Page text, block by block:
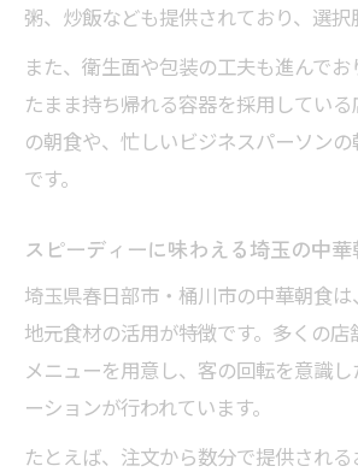
粥、炒飯なども提供されており、選択
また、衛生面や包装の工夫も進んで
たまま持ち帰れる容器を採用してい
の朝食や、忙しいビジネスパーソン
です。
スピーディーに味わえる埼玉の中
埼玉県春日部市・桶川市の中華朝食
地元食材の活用が特徴です。多くの
メニューを用意し、客の回転を意識
ーションが行われています。
たとえば、注文から数分で提供され